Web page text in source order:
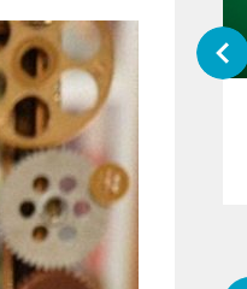
げーみんぐ』＝LOV
佐々木舞香SPインタ